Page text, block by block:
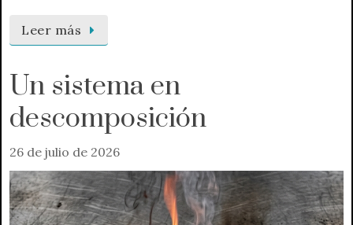
Leer más
Un sistema en
descomposición
26 de julio de 2026